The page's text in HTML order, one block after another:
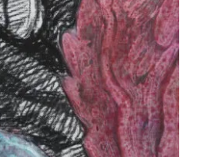
– Les herbes folles 20